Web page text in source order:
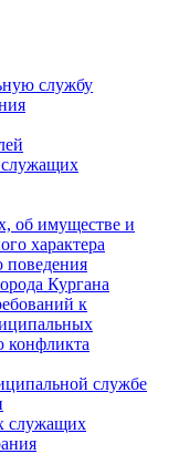
службу
об имуществе и
характера
поведения
Кургана
к
конфликта
службе
служащих